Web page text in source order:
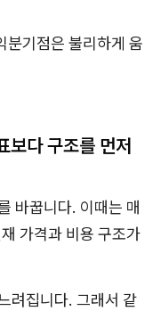
분기점은 불리하게 움
보다 구조를 먼저
바꿉니다. 이때는 매
가격과 비용 구조가
려집니다. 그래서 같